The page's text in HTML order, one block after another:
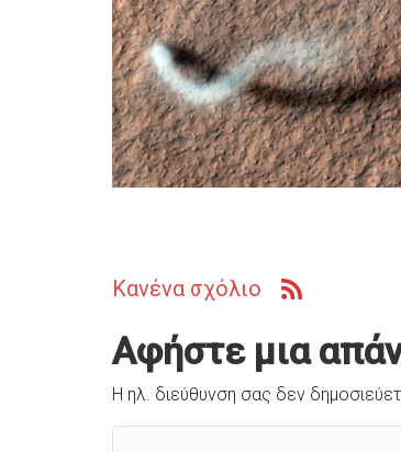
Κανένα σχόλιο
Αφήστε μια
Η ηλ. διεύθυνση σας δεν